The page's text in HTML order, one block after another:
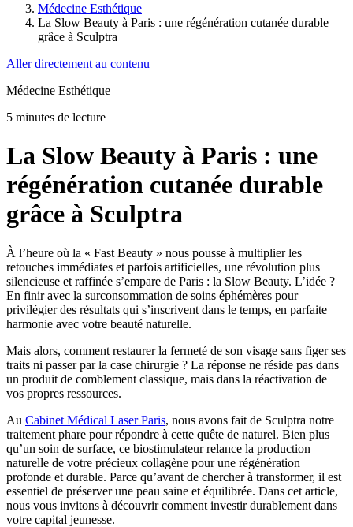
Médecine Esthétique
La Slow Beauty à Paris : une régénération cutanée durable
grâce à Sculptra
Aller directement au contenu
Médecine Esthétique
5 minutes de lecture
La Slow Beauty à Paris : une
régénération cutanée durable
grâce à Sculptra
À l’heure où la « Fast Beauty » nous pousse à multiplier les
retouches immédiates et parfois artificielles, une révolution plus
silencieuse et raffinée s’empare de Paris : la Slow Beauty. L’idée ?
En finir avec la surconsommation de soins éphémères pour
privilégier des résultats qui s’inscrivent dans le temps, en parfaite
harmonie avec votre beauté naturelle.
Mais alors, comment restaurer la fermeté de son visage sans figer ses
traits ni passer par la case chirurgie ? La réponse ne réside pas dans
un produit de comblement classique, mais dans la réactivation de
vos propres ressources.
Au Cabinet Médical Laser Paris, nous avons fait de Sculptra notre
traitement phare pour répondre à cette quête de naturel. Bien plus
qu’un soin de surface, ce biostimulateur relance la production
naturelle de votre précieux collagène pour une régénération
profonde et durable. Parce qu’avant de chercher à transformer, il est
essentiel de préserver une peau saine et équilibrée. Dans cet article,
nous vous invitons à découvrir comment investir durablement dans
votre capital jeunesse.